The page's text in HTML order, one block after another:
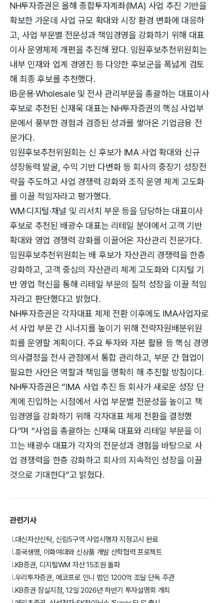
NH투자증권은 올해 종합투자계좌(IMA) 사업 추진 기반을
확보한 가운데 사업 규모 확대와 시장 환경 변화에 대응하
고, 사업 부문별 전문성과 책임경영을 강화하기 위해 대표
이사 운영체제 개편을 추진해 왔다. 임원후보추천위원회는
내부 인재와 업계 경영진 등 다양한 후보군을 폭넓게 검토
해 최종 후보를 추천했다.
IB·운용·Wholesale 및 전사 관리부문을 총괄하는 대표이사
후보로 추천된 신재욱 대표는 NH투자증권의 핵심 사업부
문에서 풍부한 경험과 검증된 성과를 쌓아온 기업금융 전
문가다.
임원후보추천위원회는 신 후보가 IMA 사업 확대와 신규
성장동력 발굴, 수익 기반 다변화 등 회사의 중장기 성장전
략을 주도하고 사업 경쟁력 강화와 조직 운영 체계 고도화
를 이끌 적임자라고 평가했다.
WM·디지털·채널 및 리서치 부문 등을 담당하는 대표이사
후보로 추천된 배광수 대표는 리테일 분야에서 고객 기반
확대와 영업 경쟁력 강화를 이끌어온 자산관리 전문가다.
임원후보추천위원회는 배 후보가 자산관리 경쟁력을 한층
강화하고, 고객 중심의 자산관리 체계 고도화와 디지털 기
반 영업 혁신을 통해 리테일 부문의 질적 성장을 이끌 적임
자라고 판단했다고 밝혔다.
NH투자증권은 각자대표 체제 전환 이후에도 IMA사업자로
서 사업 부문 간 시너지를 높이기 위해 전략자원배분위원
회를 운영할 계획이다. 주요 투자와 자본 활용 등 핵심 경영
의사결정을 전사 관점에서 통합 관리하고, 부문 간 협업이
필요한 사안은 역할과 책임을 명확히 해 추진할 방침이다.
NH투자증권은 “IMA 사업 추진 등 회사가 새로운 성장 단
계에 진입하는 시점에서 사업 부문별 전문성을 높이고 책
임경영을 강화하기 위해 각자대표 체제 전환을 결정했
다”며 “사업을 총괄하는 신재욱 대표와 리테일 부문을 이
끄는 배광수 대표가 각자의 전문성과 경험을 바탕으로 사
업 경쟁력을 한층 강화하고 회사의 지속적인 성장을 이끌
것으로 기대한다”고 밝혔다.
관련기사
└대신자산신탁, 신림5구역 사업시행자 지정고시 완료
└흥국생명, 이화여대와 신상품 개발 산학협력 프로젝트
└KB증권, 디지털WM 자산 15조원 돌파
└우리투자증권, 에코프로 인니 법인 1200억 조달 단독 주관
└KB증권 잠실지점, 12일 2026년 하반기 투자설명회 개최